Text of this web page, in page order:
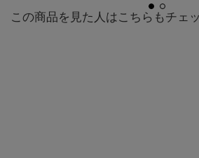
この商品を見た人はこちらもチェ